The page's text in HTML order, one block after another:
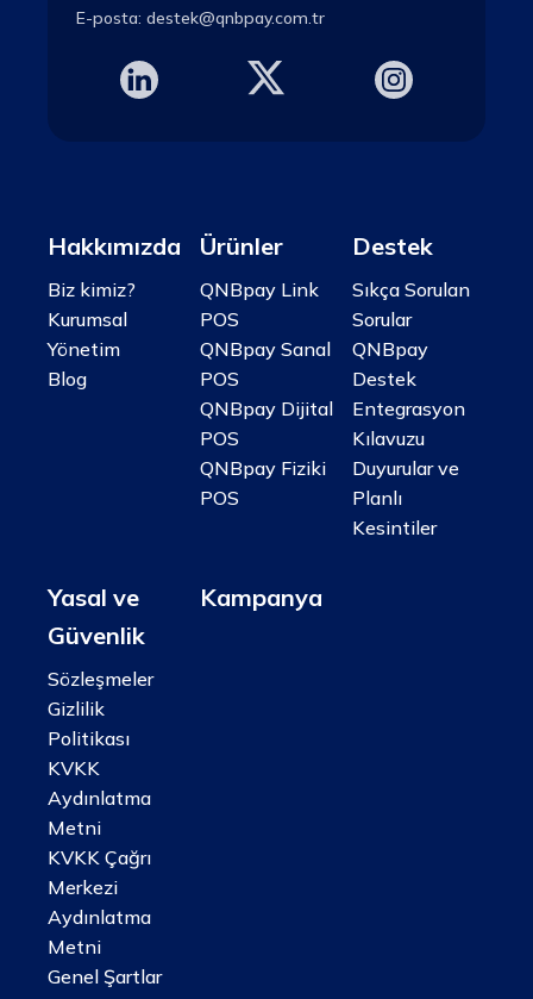
E-posta: destek@qnbpay.com.tr
Hakkımızda
Biz kimiz?
Kurumsal
Yönetim
Blog
Ürünler
QNBpay Link
POS
QNBpay Sanal
POS
QNBpay Dijital
POS
QNBpay Fiziki
POS
Destek
Sıkça Sorulan
Sorular
QNBpay
Destek
Entegrasyon
Kılavuzu
Duyurular ve
Planlı
Kesintiler
Yasal ve
Güvenlik
Sözleşmeler
Gizlilik
Politikası
KVKK
Aydınlatma
Metni
KVKK Çağrı
Merkezi
Aydınlatma
Metni
Genel Şartlar
Kampanya